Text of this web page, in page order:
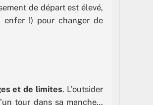
de départ est élevé,
enfer !) pour changer de
et de limites. L’outsider
tour dans sa manche…